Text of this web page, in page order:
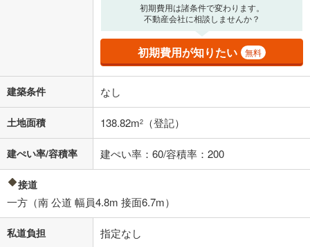
初期費用は諸条件で変わります。
不動産会社に相談しませんか？
初期費用が知りたい 無料
建築条件 なし
土地面積 138.82m2 （登記）
建ぺい率/容積率 建ぺい率：60/容積率：200
接道
一方（南 公道 幅員4.8m 接面6.7m）
私道負担 指定なし